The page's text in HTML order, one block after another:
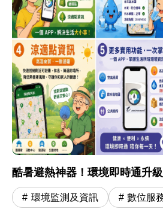
酷暑避熱神器！環境即時通升級
環境監測及資訊 數位服